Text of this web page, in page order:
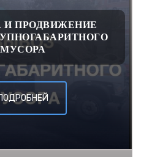
И ПРОДВИЖЕНИЕ
МУСОРА